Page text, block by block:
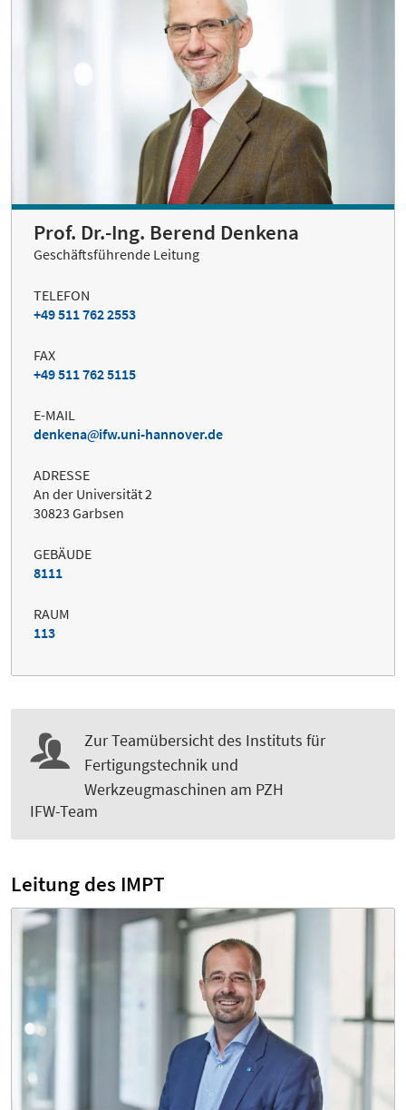
Prof. Dr.-Ing. Berend Denkena
Geschäftsführende Leitung
TELEFON
+49 511 762 2553
FAX
+49 511 762 5115
E-MAIL
denkena
ifw.uni-hannover.de
ADRESSE
An der Universität 2
30823 Garbsen
GEBÄUDE
8111
RAUM
113
Zur Teamübersicht des Instituts für
Fertigungstechnik und
Werkzeugmaschinen am PZH
IFW-Team
Leitung des IMPT